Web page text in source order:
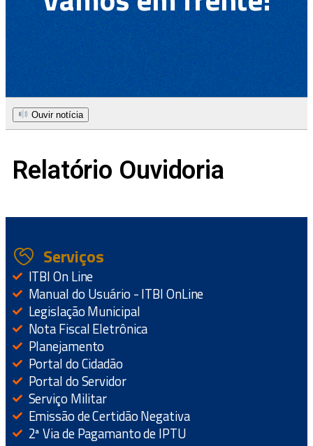
Ouvir notícia
Relatório Ouvidoria
Serviços
ITBI On Line
Manual do Usuário - ITBI OnLine
Legislação Municipal
Nota Fiscal Eletrônica
Planejamento
Portal do Cidadão
Portal do Servidor
Serviço Militar
Emissão de Certidão Negativa
2ª Via de Pagamanto de IPTU